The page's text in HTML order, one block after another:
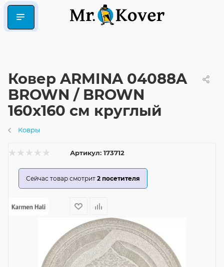
Ковер ARMINA 04088A
BROWN / BROWN
160x160 см круглый
Ковры
Артикул: 173712
Сейчас товар смотрит 2 посетителя